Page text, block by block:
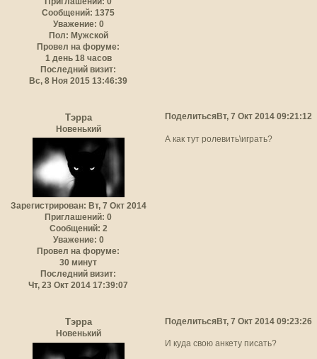
Сообщений: 1375
Уважение: 0
Пол: Мужской
Провел на форуме:
1 день 18 часов
Последний визит:
Вс, 8 Ноя 2015 13:46:39
Поделиться Вт, 7 Окт 2014 09:21:12
Тэрра
Новенький
Зарегистрирован: Вт, 7 Окт 2014
Приглашений: 0
Сообщений: 2
Уважение: 0
Провел на форуме:
30 минут
Последний визит:
Чт, 23 Окт 2014 17:39:07
А как тут ролевить\играть?
ПоделитьсяВт, 7 Окт 2014 09:23:26
Тэрра
Новенький
И куда свою анкету писать?